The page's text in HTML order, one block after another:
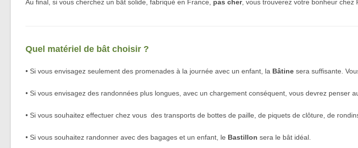
Au final, si vous cherchez un bât solide, fabriqué en France, pas cher, vous trouverez votre bonheur chez
Quel matériel de bât choisir ?
• Si vous envisagez seulement des promenades à la journée avec un enfant, la Bâtine sera suffisante.
• Si vous envisagez des randonnées plus longues, avec un chargement conséquent, vous devrez penser
• Si vous souhaitez effectuer chez vous des transports de bottes de paille, de piquets de clôture, de
• Si vous souhaitez randonner avec des bagages et un enfant, le Bastillon sera le bât idéal.